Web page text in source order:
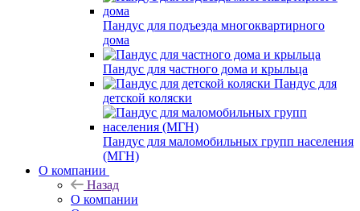
Пандус для подъезда многоквартирного
дома
Пандус для частного дома и крыльца
Пандус для
детской коляски
Пандус для маломобильных групп населения
(МГН)
О компании
Назад
О компании